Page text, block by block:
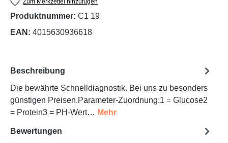
Zum Merkzettel hinzufügen
Produktnummer: C1 19
EAN: 4015630936618
Beschreibung
Die bewährte Schnelldiagnostik. Bei uns zu besonders
günstigen Preisen.Parameter-Zuordnung:1 = Glucose2
= Protein3 = PH-Wert… Mehr
Bewertungen